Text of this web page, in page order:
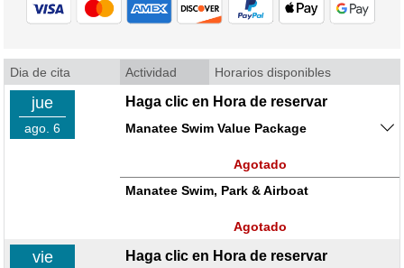
Dia de cita Actividad Horarios disponibles
jue
ago. 6
Haga clic en Hora de reservar
Manatee Swim Value Package
Agotado
Manatee Swim, Park & Airboat
Agotado
vie Haga clic en Hora de reservar